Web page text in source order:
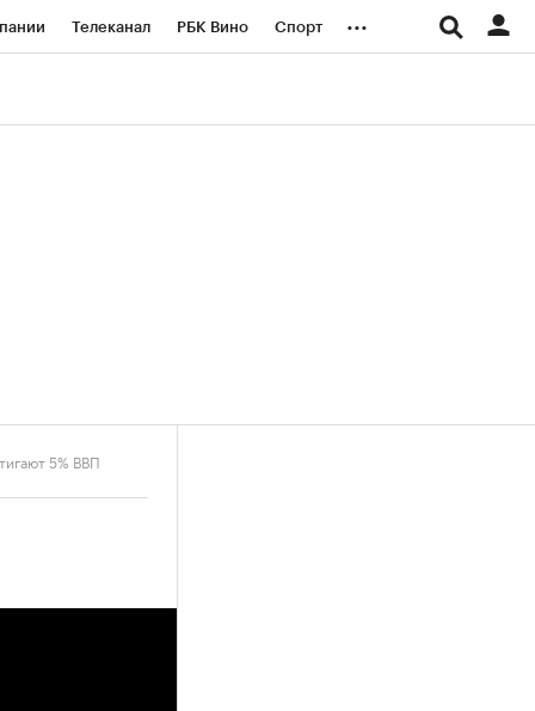
Телеканал РБК Вино Спорт ...
5% ВВП